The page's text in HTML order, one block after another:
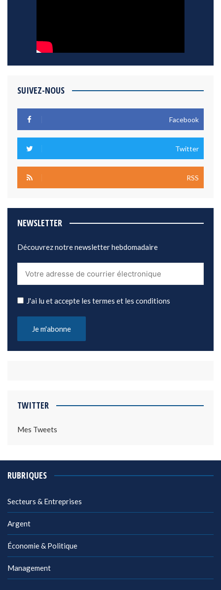
SUIVEZ-NOUS
Facebook
Twitter
RSS
NEWSLETTER
Découvrez notre newsletter hebdomadaire
J'ai lu et accepte les termes et les conditions
TWITTER
Mes Tweets
RUBRIQUES
Secteurs & Entreprises
Argent
Économie & Politique
Management